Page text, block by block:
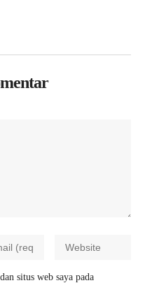
situs web saya pada